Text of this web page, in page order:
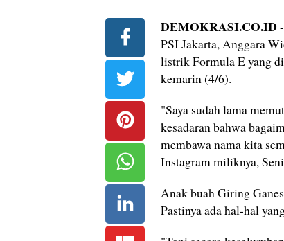
DEMOKRASI.CO.ID
PSI Jakarta, Anggara
listrik Formula E yang
kemarin (4/6).
"Saya sudah lama
kesadaran bahwa
membawa nama kita
Instagram miliknya,
Anak buah Giring
Pastinya ada hal-hal